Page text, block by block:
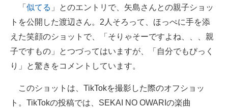
電子設計の基本と応用
エネルギーの専門メディア
建設×テクノロジーの最前線
ちょっと気になるネットの話題
「 似てる 」とのエントリで、矢島さんとの親子ショッ
トを公開した渡辺さん。2人そろって、ほっぺに手を添
えた笑顔のショットで、「そりゃそーですよね、、、親
子ですもの」とつづってはいますが、「自分でもびっく
り」と驚きをコメントしています。
このショットは、TikTokを撮影した際のオフショッ
ト。TikTokの投稿では、SEKAI NO OWARIの楽曲